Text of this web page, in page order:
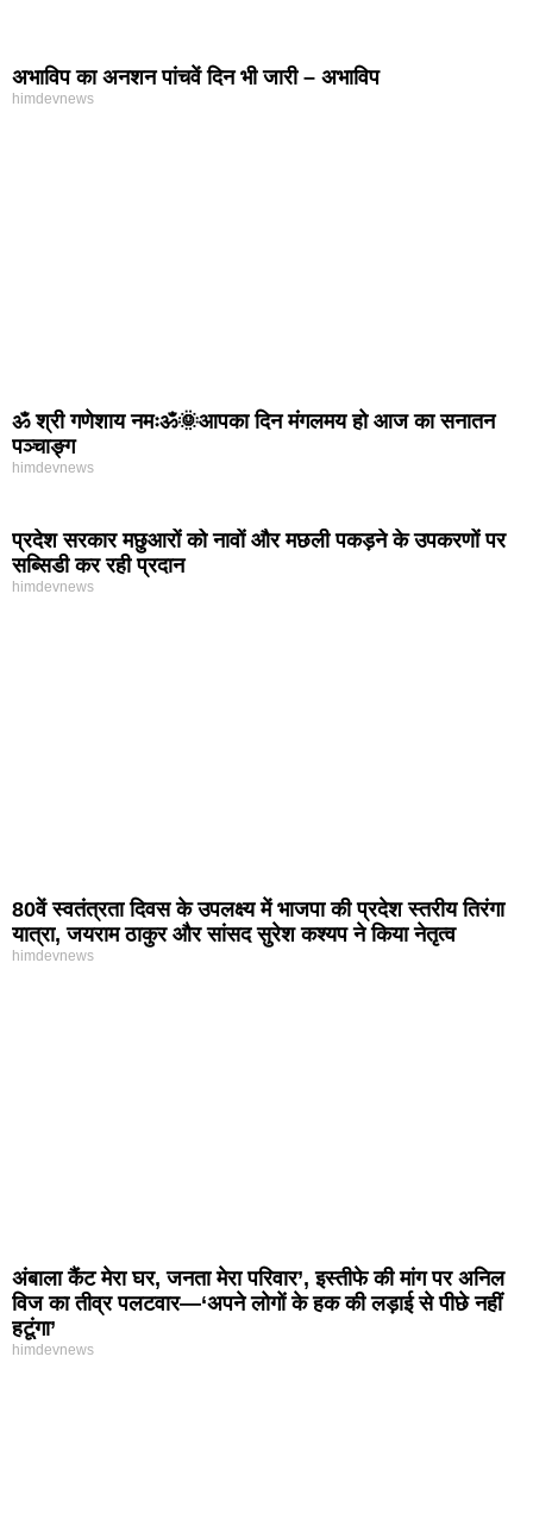
अभाविप का अनशन पांचवें दिन भी जारी – अभाविप
himdevnews
ॐ श्री गणेशाय नमःॐ🌞आपका दिन मंगलमय हो आज का सनातन
पञ्चाङ्ग
himdevnews
प्रदेश सरकार मछुआरों को नावों और मछली पकड़ने के उपकरणों पर
सब्सिडी कर रही प्रदान
himdevnews
80वें स्वतंत्रता दिवस के उपलक्ष्य में भाजपा की प्रदेश स्तरीय तिरंगा
यात्रा, जयराम ठाकुर और सांसद सुरेश कश्यप ने किया नेतृत्व
himdevnews
अंबाला कैंट मेरा घर, जनता मेरा परिवार’, इस्तीफे की मांग पर अनिल
विज का तीव्र पलटवार—‘अपने लोगों के हक की लड़ाई से पीछे नहीं
हटूंगा’
himdevnews